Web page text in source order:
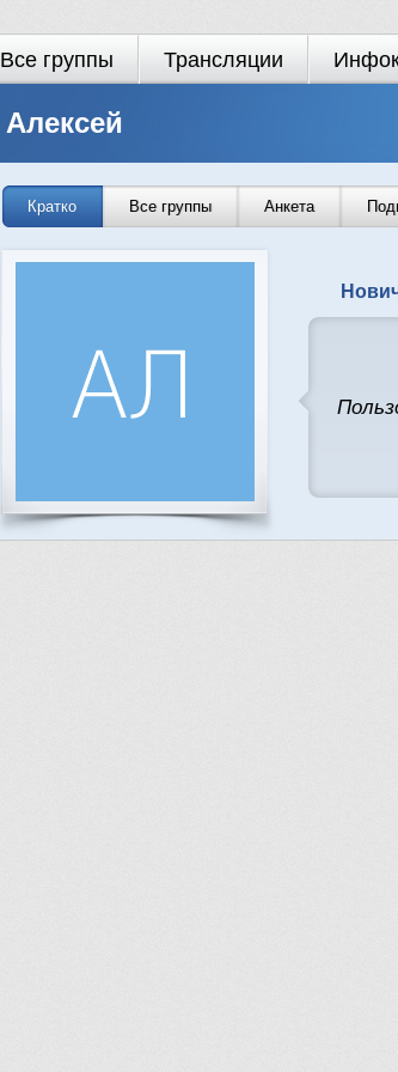
Все группы Трансляции
Алексей
Кратко Все группы Анкета